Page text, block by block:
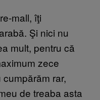
mall, îţi
Şi nici nu
mult, pentru că
zece
rar,
de treaba asta